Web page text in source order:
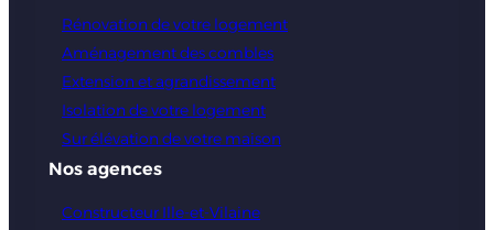
Rénovation de votre logement
Aménagement des combles
Extension et agrandissement
Isolation de votre logement
Sur élévation de votre maison
Nos agences
Constructeur Ille-et-Vilaine